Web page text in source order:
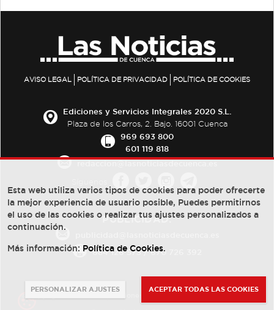
AVISO LEGAL POLÍTICA DE PRIVACIDAD POLÍTICA DE COOKIES
Ediciones y Servicios Integrales 2020 S.L.
Plaza de los Carros, 2. Bajo. 16001 Cuenca
969 693 800
601 119 818
PUBLICIDAD:
684 126 573/670 726 392
Esta web utiliza varios tipos de cookies para poder ofrecerte
la mejor experiencia de usuario posible, Puedes permitirnos
el uso de las cookies o realizar tus ajustes personalizados a
continuación.
Más información: Política de Cookies.
PERSONALIZAR AJUSTES ACEPTAR TODAS LAS COOKIES